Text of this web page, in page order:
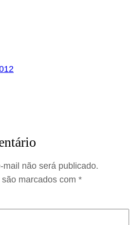
não será publicado.
marcados com *